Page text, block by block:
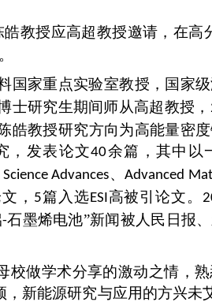
教授应高超教授邀请，在
国家重点实验室教授，国家
士研究生期间师从高超教授，
皓教授研究方向为高能量密
，发表论文40余篇，其中以
Science Advances、Advanced
， 5篇入选ESI高被引论文。
-石墨烯电池”新闻被人民日报
做学术分享的激动之情，
新能源研究与应用的方兴未